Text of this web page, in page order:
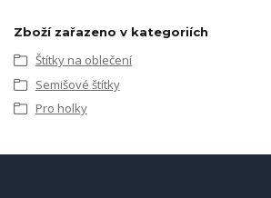
Zboží zařazeno v kategoriích
Štítky na oblečení
Semišové štítky
Pro holky